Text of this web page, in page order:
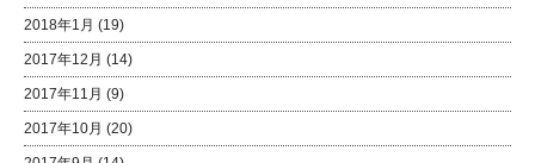
2018年1月 (19)
2017年12月 (14)
2017年11月 (9)
2017年10月 (20)